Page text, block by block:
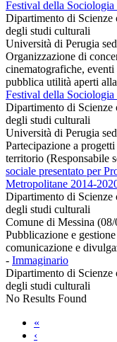
Festival della
Dipartimento di Scienze
degli studi culturali
Università di Perugia
Organizzazione di
cinematografiche,
pubblica utilità aperti
Festival della
Dipartimento di Scienze
degli studi culturali
Università di Perugia
Partecipazione a
territorio (Responsabile
sociale presentato per
Metropolitane 2014-
Dipartimento di Scienze
degli studi culturali
Comune di Messina
Pubblicazione e
comunicazione e
- Immaginario
Dipartimento di Scienze
degli studi culturali
No Results Found
«
‹